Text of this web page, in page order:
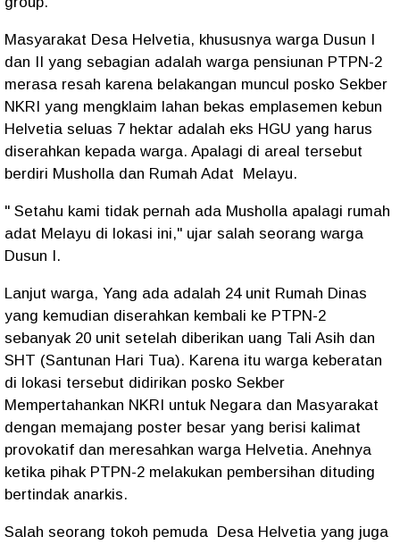
Masyarakat Desa Helvetia, khususnya warga Dusun I
dan II yang sebagian adalah warga pensiunan PTPN-2
merasa resah karena belakangan muncul posko Sekber
NKRI yang mengklaim lahan bekas emplasemen kebun
Helvetia seluas 7 hektar adalah eks HGU yang harus
diserahkan kepada warga. Apalagi di areal tersebut
berdiri Musholla dan Rumah Adat Melayu.
" Setahu kami tidak pernah ada Musholla apalagi rumah
adat Melayu di lokasi ini," ujar salah seorang warga
Dusun I.
Lanjut warga, Yang ada adalah 24 unit Rumah Dinas
yang kemudian diserahkan kembali ke PTPN-2
sebanyak 20 unit setelah diberikan uang Tali Asih dan
SHT (Santunan Hari Tua). Karena itu warga keberatan
di lokasi tersebut didirikan posko Sekber
Mempertahankan NKRI untuk Negara dan Masyarakat
dengan memajang poster besar yang berisi kalimat
provokatif dan meresahkan warga Helvetia. Anehnya
ketika pihak PTPN-2 melakukan pembersihan dituding
bertindak anarkis.
Salah seorang tokoh pemuda Desa Helvetia yang juga